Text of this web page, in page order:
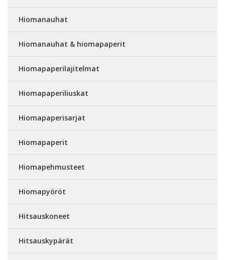
Hiomanauhat
Hiomanauhat & hiomapaperit
Hiomapaperilajitelmat
Hiomapaperiliuskat
Hiomapaperisarjat
Hiomapaperit
Hiomapehmusteet
Hiomapyöröt
Hitsauskoneet
Hitsauskypärät